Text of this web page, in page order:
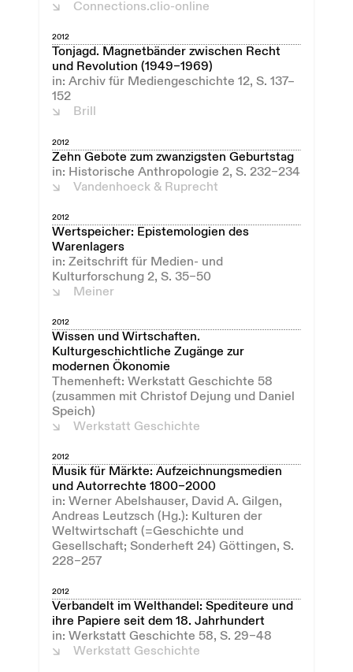
Connections.clio-online
2012
Tonjagd. Magnetbänder zwischen Recht
und Revolution (1949–1969)
in: Archiv für Mediengeschichte 12, S. 137–
152
Brill
2012
Zehn Gebote zum zwanzigsten Geburtstag
in: Historische Anthropologie 2, S. 232–234
Vandenhoeck & Ruprecht
2012
Wertspeicher: Epistemologien des
Warenlagers
in: Zeitschrift für Medien- und
Kulturforschung 2, S. 35–50
Meiner
2012
Wissen und Wirtschaften.
Kulturgeschichtliche Zugänge zur
modernen Ökonomie
Themenheft: Werkstatt Geschichte 58
(zusammen mit Christof Dejung und Daniel
Speich)
Werkstatt Geschichte
2012
Musik für Märkte: Aufzeichnungsmedien
und Autorrechte 1800–2000
in: Werner Abelshauser, David A. Gilgen,
Andreas Leutzsch (Hg.): Kulturen der
Weltwirtschaft (=Geschichte und
Gesellschaft; Sonderheft 24) Göttingen, S.
228–257
2012
Verbandelt im Welthandel: Spediteure und
ihre Papiere seit dem 18. Jahrhundert
in: Werkstatt Geschichte 58, S. 29–48
Werkstatt Geschichte